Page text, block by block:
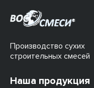
Производство сухих
строительных смесей
Наша продукция